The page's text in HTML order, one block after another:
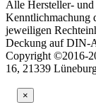
Alle Hersteller-
Kenntlichmachung
jeweiligen
Deckung auf DIN-
Copyright ©2016-
16, 21339
×